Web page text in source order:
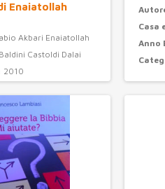
Enaiatollah
Akbari Enaiatollah
Baldini Castoldi Dalai
2010
Casa
Anno